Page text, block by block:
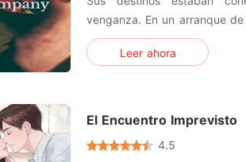
venganza. En un arranque de ira que la privó de la razón y
para tener su amor, flora
amaba. Él por su parte se
Leer ahora
El Encuentro Imprevisto
4.5